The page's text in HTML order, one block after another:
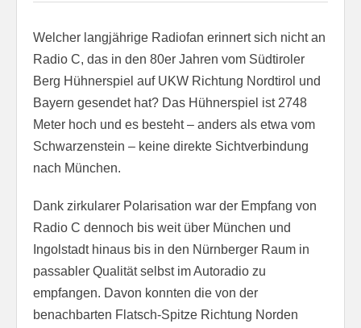
Welcher langjährige Radiofan erinnert sich nicht an
Radio C, das in den 80er Jahren vom Südtiroler
Berg Hühnerspiel auf UKW Richtung Nordtirol und
Bayern gesendet hat? Das Hühnerspiel ist 2748
Meter hoch und es besteht – anders als etwa vom
Schwarzenstein – keine direkte Sichtverbindung
nach München.
Dank zirkularer Polarisation war der Empfang von
Radio C dennoch bis weit über München und
Ingolstadt hinaus bis in den Nürnberger Raum in
passabler Qualität selbst im Autoradio zu
empfangen. Davon konnten die von der
benachbarten Flatsch-Spitze Richtung Norden